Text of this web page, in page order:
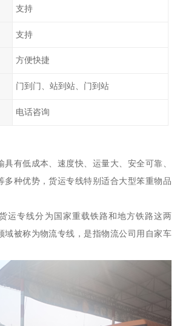
支持
支持
方便快捷
门到门、站到站、门到站
电话咨询
有低成本、速度快、运量大、安全可靠、
多种优势，货运专线特别适合大型笨重物品
运专线分为国家重载铁路和地方铁路这两
域被称为物流专线，是指物流公司用自家车